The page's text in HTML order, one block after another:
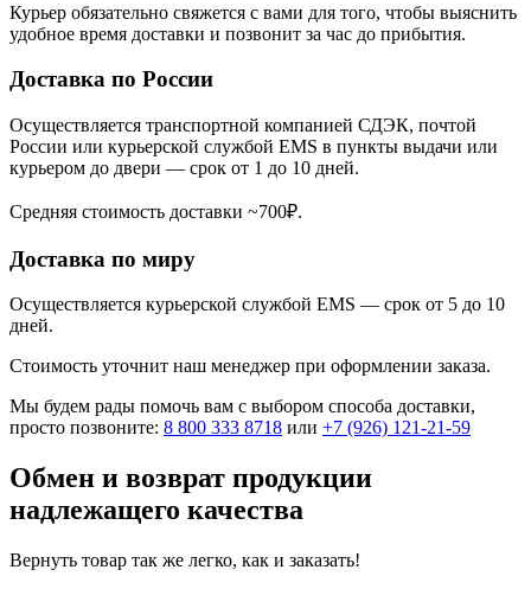
Курьер обязательно свяжется с вами для того, чтобы выяснить
удобное время доставки и позвонит за час до прибытия.
Доставка по России
Осуществляется транспортной компанией СДЭК, почтой
России или курьерской службой EMS в пункты выдачи или
курьером до двери — срок от 1 до 10 дней.
Средняя стоимость доставки ~700₽.
Доставка по миру
Осуществляется курьерской службой EMS — срок от 5 до 10
дней.
Стоимость уточнит наш менеджер при оформлении заказа.
Мы будем рады помочь вам с выбором способа доставки,
просто позвоните: 8 800 333 8718 или +7 (926) 121-21-59
Обмен и возврат продукции
надлежащего качества
Вернуть товар так же легко, как и заказать!